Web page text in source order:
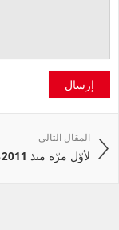
إرسال
المقال التالي
لأوّل مرّة منذ 2011، كيا ...